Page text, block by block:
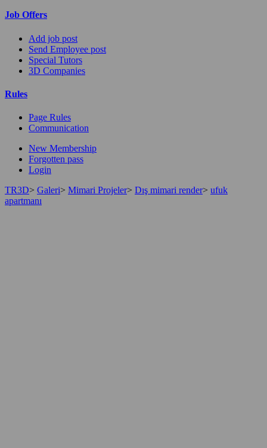
Job Offers
Add job post
Send Employee post
Special Tutors
3D Companies
Rules
Page Rules
Communication
New Membership
Forgotten pass
Login
TR3D> Galeri> Mimari Projeler> Dış mimari render> ufuk
apartmanı